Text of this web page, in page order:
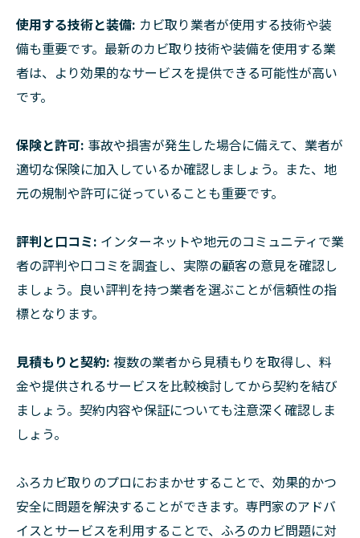
使用する技術と装備: カビ取り業者が使用する技術や装
備も重要です。最新のカビ取り技術や装備を使用する業
者は、より効果的なサービスを提供できる可能性が高い
です。
保険と許可: 事故や損害が発生した場合に備えて、業者が
適切な保険に加入しているか確認しましょう。また、地
元の規制や許可に従っていることも重要です。
評判と口コミ: インターネットや地元のコミュニティで業
者の評判や口コミを調査し、実際の顧客の意見を確認し
ましょう。良い評判を持つ業者を選ぶことが信頼性の指
標となります。
見積もりと契約: 複数の業者から見積もりを取得し、料
金や提供されるサービスを比較検討してから契約を結び
ましょう。契約内容や保証についても注意深く確認しま
しょう。
ふろカビ取りのプロにおまかせすることで、効果的かつ
安全に問題を解決することができます。専門家のアドバ
イスとサービスを利用することで、ふろのカビ問題に対